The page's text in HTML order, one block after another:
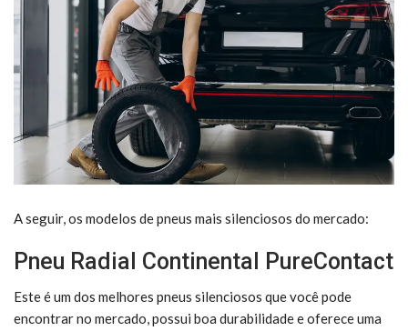
A seguir, os modelos de pneus mais silenciosos do mercado:
Pneu Radial Continental PureContact
Este é um dos melhores pneus silenciosos que você pode
encontrar no mercado, possui boa durabilidade e oferece uma